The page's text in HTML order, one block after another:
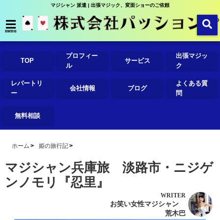
マジシャン 派遣 | 出張マジック、変面ショーのご依頼
menu
TOP
プロフィー
ル
サービス
出張マジッ
ク
レパートリ
ー
会社情報 ブログ
よくある質
問
無料相談
ホーム 姫の旅行記
マジシャン兵庫旅 淡路市・ニジゲ
ンノモリ『忍里』
WRITER
お笑い女性マジシャン
荒木巴